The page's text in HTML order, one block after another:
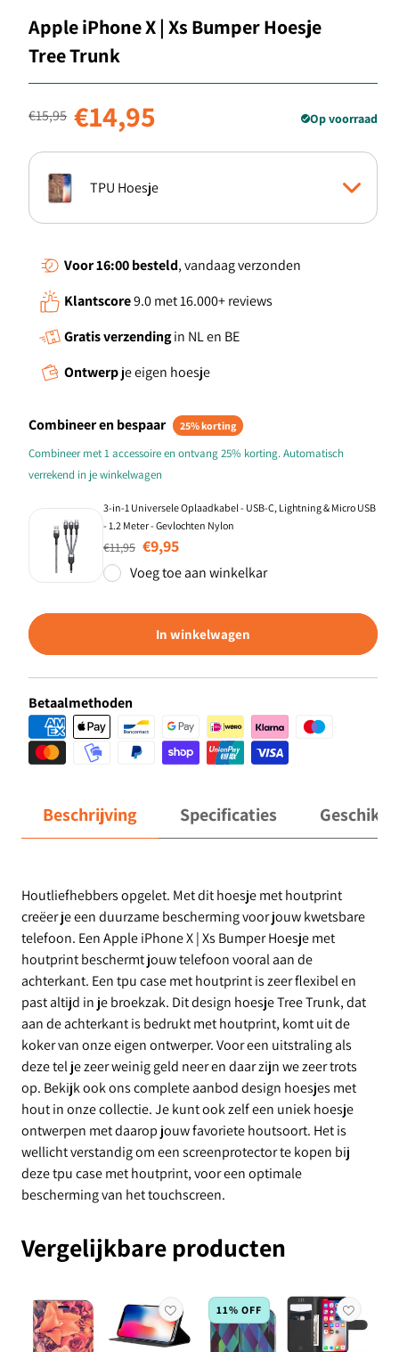
Apple iPhone X | Xs Bumper Hoesje
Tree Trunk
Normale prijs
€15,95
Aanbiedingsprijs
€14,95 Op voorraad
TPU Hoesje
Boekhoesje
Standcase Hoesje
TPU Case anti-shock
Voor 16:00besteld, vandaag verzonden
Klantscore9.0 met 16.000+ reviews
Gratis verzendingin NL en BE
Ontwerpje eigen hoesje
Combineer en bespaar 25% korting
Combineer met 1 accessoire en ontvang 25% korting. Automatisch
verrekend in je winkelwagen
3-in-1 Universele Oplaadkabel - USB-C, Lightning & Micro USB
- 1.2 Meter - Gevlochten Nylon
Normale prijs
€11,95 Aanbiedingsprijs
€9,95
Voeg toe aan winkelkar
In winkelwagen
Betaalmethoden
Beschrijving Specificaties Geschikt
Houtliefhebbers opgelet. Met dit hoesje met houtprint
creëer je een duurzame bescherming voor jouw kwetsbare
telefoon. Een Apple iPhone X | Xs Bumper Hoesje met
houtprint beschermt jouw telefoon vooral aan de
achterkant. Een tpu case met houtprint is zeer flexibel en
past altijd in je broekzak. Dit design hoesje Tree Trunk, dat
aan de achterkant is bedrukt met houtprint, komt uit de
koker van onze eigen ontwerper. Voor een uitstraling als
deze tel je zeer weinig geld neer en daar zijn we zeer trots
op. Bekijk ook ons complete aanbod design hoesjes met
hout in onze collectie. Je kunt ook zelf een uniek hoesje
ontwerpen met daarop jouw favoriete houtsoort. Het is
wellicht verstandig om een screenprotector te kopen bij
deze tpu case met houtprint, voor een optimale
bescherming van het touchscreen.
Vergelijkbare producten
11% OFF